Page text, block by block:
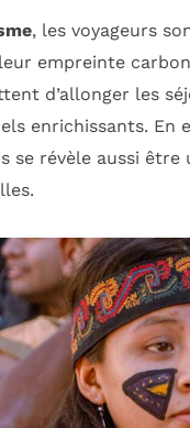
, les voyageurs
empreinte
d’allonger les
enrichissants. En
se révèle aussi être